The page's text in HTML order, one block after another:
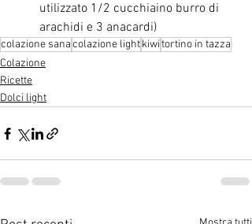
utilizzato 1/2 cucchiaino burro di
arachidi e 3 anacardi)
colazione sanacolazione lightkiwitortino in tazza
Colazione
Ricette
Dolci light